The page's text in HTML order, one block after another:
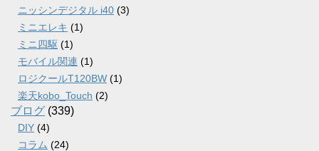
ニッシンデジタル i40 (3)
ミニエレキ (1)
ミニ四駆 (1)
モバイル関連 (1)
ロジクールT120BW (1)
楽天kobo_Touch (2)
ブログ (339)
DIY (4)
コラム (24)